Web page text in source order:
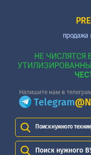
продажа
НЕ ЧИСЛЯТСЯ
Напишите нам в
Telegram
Поиск нужного
Поиск нужного